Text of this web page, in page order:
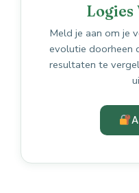
Meld je aan om je
evolutie doorheen
resultaten te